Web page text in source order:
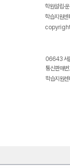
학원설립·
학습지원
06643 서
통신판매
학습지원